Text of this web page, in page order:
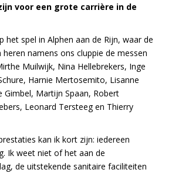
voor een grote carrière in de
het spel in Alphen aan de Rijn, waar de
namens ons cluppie de messen
Muilwijk, Nina Hellebrekers, Inge
Harnie Mertosemito, Lisanne
Gimbel, Martijn Spaan, Robert
Leonard Tersteeg en Thierry
kan ik kort zijn: iedereen
Ik weet niet of het aan de
de uitstekende sanitaire faciliteiten